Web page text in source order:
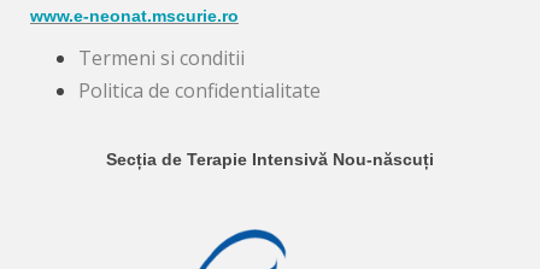
www.e-neonat.mscurie.ro
Termeni si conditii
Politica de confidentialitate
Secția de Terapie Intensivă Nou-născuți